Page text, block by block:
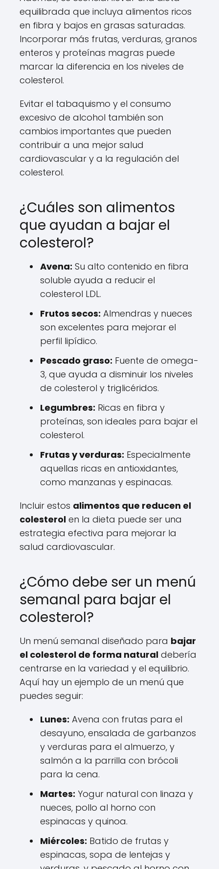
equilibrada que incluya alimentos ricos
en fibra y bajos en grasas saturadas.
Incorporar más frutas, verduras, granos
enteros y proteínas magras puede
marcar la diferencia en los niveles de
colesterol.
Evitar el tabaquismo y el consumo
excesivo de alcohol también son
cambios importantes que pueden
contribuir a una mejor salud
cardiovascular y a la regulación del
colesterol.
¿Cuáles son alimentos
que ayudan a bajar el
colesterol?
Avena: Su alto contenido en fibra
soluble ayuda a reducir el
colesterol LDL.
Frutos secos: Almendras y nueces
son excelentes para mejorar el
perfil lipídico.
Pescado graso: Fuente de omega-
3, que ayuda a disminuir los niveles
de colesterol y triglicéridos.
Legumbres: Ricas en fibra y
proteínas, son ideales para bajar el
colesterol.
Frutas y verduras: Especialmente
aquellas ricas en antioxidantes,
como manzanas y espinacas.
Incluir estos alimentos que reducen el
colesterol en la dieta puede ser una
estrategia efectiva para mejorar la
salud cardiovascular.
¿Cómo debe ser un menú
semanal para bajar el
colesterol?
Un menú semanal diseñado para bajar
el colesterol de forma natural debería
centrarse en la variedad y el equilibrio.
Aquí hay un ejemplo de un menú que
puedes seguir:
Lunes: Avena con frutas para el
desayuno, ensalada de garbanzos
y verduras para el almuerzo, y
salmón a la parrilla con brócoli
para la cena.
Martes: Yogur natural con linaza y
nueces, pollo al horno con
espinacas y quinoa.
Miércoles: Batido de frutas y
espinacas, sopa de lentejas y